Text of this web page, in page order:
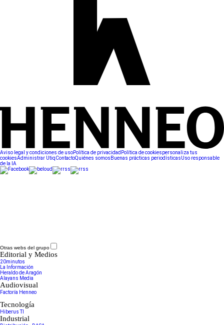
Aviso legal y condiciones de usoPolítica de privacidad Política de cookiespersonaliza tus
cookiesAdministrar UtiqContactoQuiénes somos Buenas prácticas periodísticasUso responsable
de la IA
Otras webs del grupo
Editorial y Medios
20minutos
La Información
Heraldo de Aragón
Alayans Media
Audiovisual
Factoría Henneo
Tecnología
Hiberus TI
Industrial